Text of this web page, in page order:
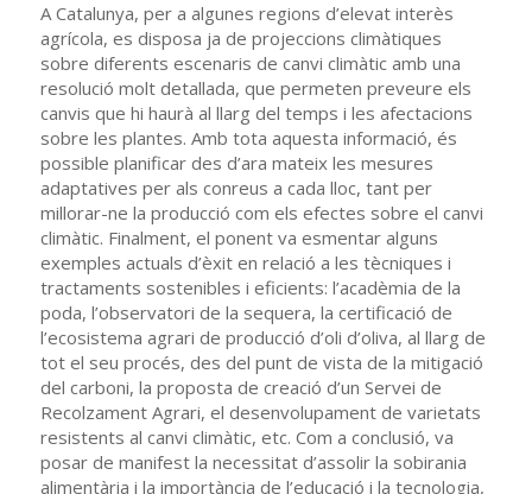
A Catalunya, per a algunes regions d’elevat interès
agrícola, es disposa ja de projeccions climàtiques
sobre diferents escenaris de canvi climàtic amb una
resolució molt detallada, que permeten preveure els
canvis que hi haurà al llarg del temps i les afectacions
sobre les plantes. Amb tota aquesta informació, és
possible planificar des d’ara mateix les mesures
adaptatives per als conreus a cada lloc, tant per
millorar-ne la producció com els efectes sobre el canvi
climàtic. Finalment, el ponent va esmentar alguns
exemples actuals d’èxit en relació a les tècniques i
tractaments sostenibles i eficients: l’acadèmia de la
poda, l’observatori de la sequera, la certificació de
l’ecosistema agrari de producció d’oli d’oliva, al llarg de
tot el seu procés, des del punt de vista de la mitigació
del carboni, la proposta de creació d’un Servei de
Recolzament Agrari, el desenvolupament de varietats
resistents al canvi climàtic, etc. Com a conclusió, va
posar de manifest la necessitat d’assolir la sobirania
alimentària i la importància de l’educació i la tecnologia,